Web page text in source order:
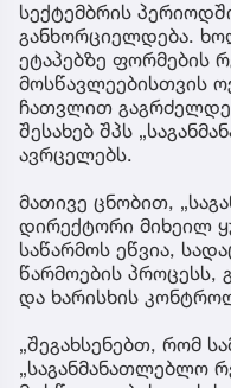
სექტემბრის
განხორციელდება.
ეტაპებზე ფორმების
მოსწავლეებისთვის
ჩათვლით
შესახებ შპს
ავრცელებს.
მათივე ცნობით,
დირექტორი მიხეილ
საწარმოს ეწვია,
წარმოების პროცესს,
და ხარისხის
„შეგახსენებთ, რომ
„საგანმანათლებლო